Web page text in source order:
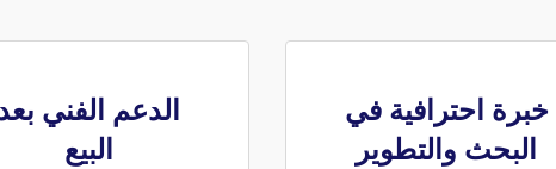
خبرة احترافية في
البحث والتطوير
الدعم الفني
البيع